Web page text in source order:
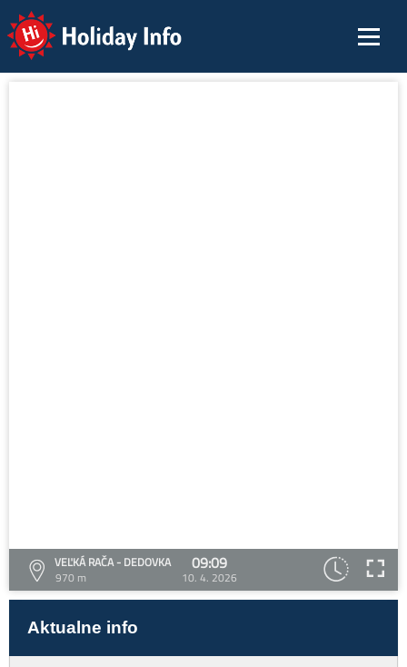
Holiday Info
VEĽKÁ RAČA - DEDOVKA
970 m
09:09
10. 4. 2026
Aktualne info